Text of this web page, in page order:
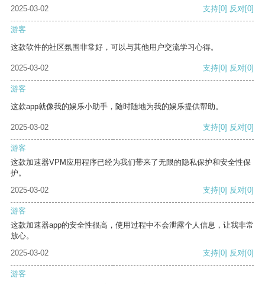
2025-03-02
支持[0] 反对[0]
游客
这款软件的社区氛围非常好，可以与其他用户交流学习心得。
2025-03-02 支持[0] 反对[0]
游客
这款app就像我的娱乐小助手，随时随地为我的娱乐提供帮助。
2025-03-02 支持[0] 反对[0]
游客
这款加速器VPM应用程序已经为我们带来了无限的隐私保护和安全性保
护。
2025-03-02
支持[0] 反对[0]
游客
这款加速器app的安全性很高，使用过程中不会泄露个人信息，让我非常
放心。
2025-03-02
支持[0] 反对[0]
游客